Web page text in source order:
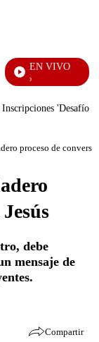
EN VIVO
Llamo
Inscripciones 'Desafío'
proceso de
debe
mensaje de
Compartir